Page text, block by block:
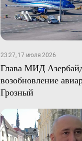
23:27, 17 июля 2026
Глава МИД
возобновление
Грозный